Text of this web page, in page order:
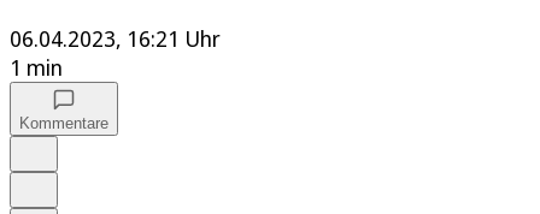
06.04.2023, 16:21 Uhr
1 min
Kommentare